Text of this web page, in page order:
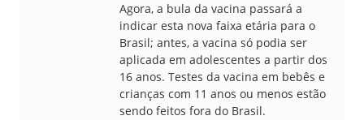
Agora, a bula da vacina passará a
indicar esta nova faixa etária para o
Brasil; antes, a vacina só podia ser
aplicada em adolescentes a partir dos
16 anos. Testes da vacina em bebês e
crianças com 11 anos ou menos estão
sendo feitos fora do Brasil.